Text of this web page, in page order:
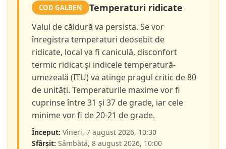
COD GALBEN Temperaturi ridicate
Valul de căldură va persista. Se vor
înregistra temperaturi deosebit de
ridicate, local va fi caniculă, disconfort
termic ridicat și indicele temperatură-
umezeală (ITU) va atinge pragul critic de 80
de unități. Temperaturile maxime vor fi
cuprinse între 31 și 37 de grade, iar cele
minime vor fi de 20-21 de grade.
Început: Vineri, 7 august 2026, 10:30
Sfârșit: Sâmbătă, 8 august 2026, 10:00